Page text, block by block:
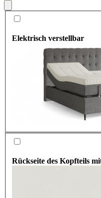
Elektrisch verstellbar
Rückseite des Kopfteils